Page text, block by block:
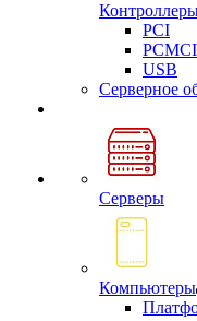
PCI
USB
Cерверное
Серверы
Компьютеры